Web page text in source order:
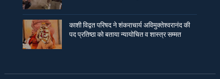
काशी विद्वत परिषद ने शंकराचार्य अविमुक्तेश्वरानंद की
पद प्रतिष्ठा को बताया न्यायोचित व शास्त्र सम्मत